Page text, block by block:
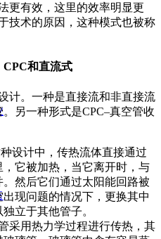
更有效，这里的效率明显更
技术的原因，这种模式也被称
CPC和直流式
计。一种是直接流和非直接流
另一种形式是CPC–真空管收
设计中，传热流体直接通过
它被加热，当它离开时，与
然后它们通过太阳能回路被
现问题的情况下，更换其中
立于其他管子。
采用热力学过程进行传热，其